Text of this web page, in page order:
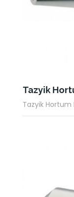
Tazyik
Tazyik Hortum